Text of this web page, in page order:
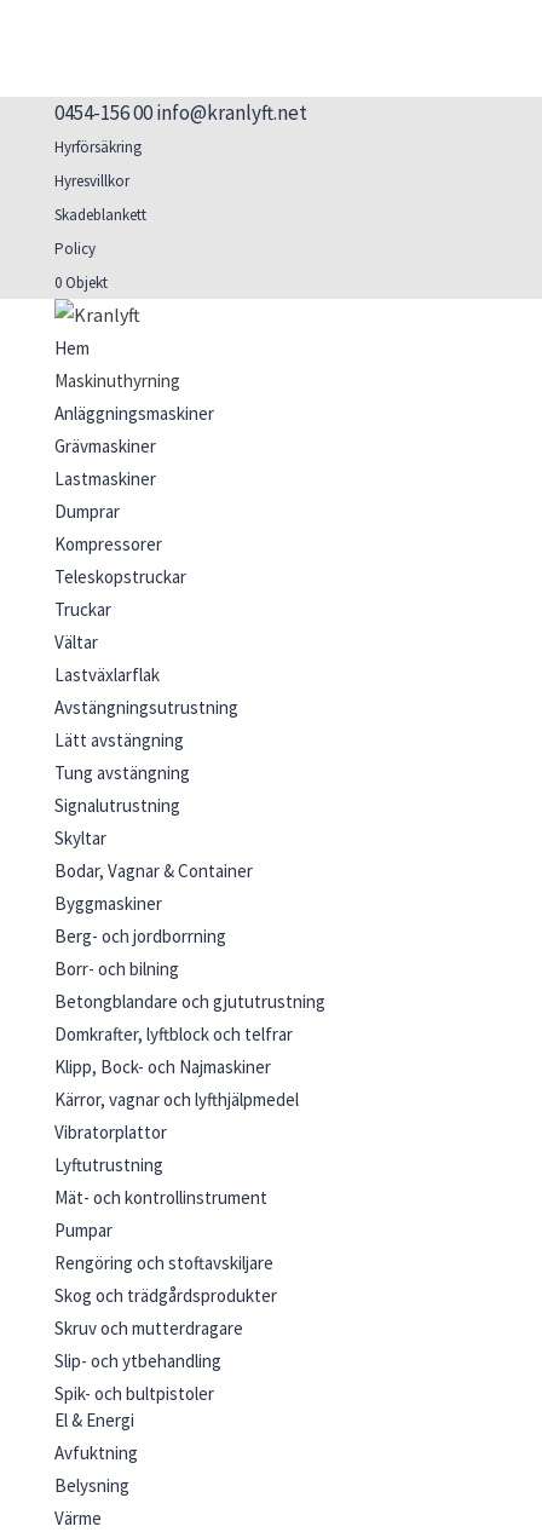
0454-156 00info@kranlyft.net
Hyrförsäkring
Hyresvillkor
Skadeblankett
Policy
0 Objekt
Hem
Maskinuthyrning
Anläggningsmaskiner
Grävmaskiner
Lastmaskiner
Dumprar
Kompressorer
Teleskopstruckar
Truckar
Vältar
Lastväxlarflak
Avstängningsutrustning
Lätt avstängning
Tung avstängning
Signalutrustning
Skyltar
Bodar, Vagnar & Container
Byggmaskiner
Berg- och jordborrning
Borr- och bilning
Betongblandare och gjututrustning
Domkrafter, lyftblock och telfrar
Klipp, Bock- och Najmaskiner
Kärror, vagnar och lyfthjälpmedel
Vibratorplattor
Lyftutrustning
Mät- och kontrollinstrument
Pumpar
Rengöring och stoftavskiljare
Skog och trädgårdsprodukter
Skruv och mutterdragare
Slip- och ytbehandling
Spik- och bultpistoler
Sågar
Tankar
Övriga byggmaskiner
El & Energi
Avfuktning
Belysning
Värme